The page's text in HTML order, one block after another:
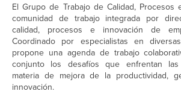
El Grupo de Trabajo de Calidad, Procesos
comunidad de trabajo integrada por
calidad, procesos e innovación de
Coordinado por especialistas en
propone una agenda de trabajo
conjunto los desafíos que enfrentan las
materia de mejora de la productividad,
innovación.